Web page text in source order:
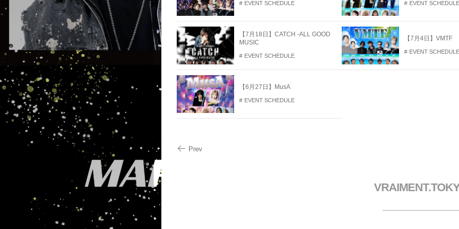
開
き
ま
す
)
新
し
い
ウ
ィ
ン
ド
ウ
で
開
き
ま
す
)
開
き
ま
す
)
EVENT SCHEDULE EVENT SCHEDULE
【7月18日】CATCH -ALL GOOD
MUSIC
EVENT SCHEDULE
【7月4日】VMTF
EVENT SCHEDULE
【6月27日】MusA
EVENT SCHEDULE
Prev